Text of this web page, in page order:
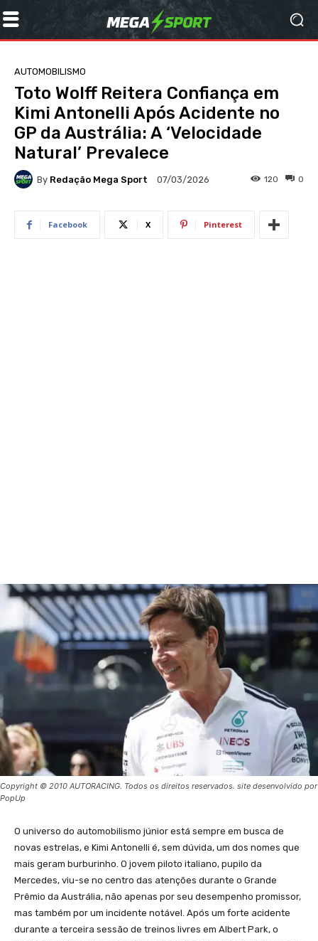
AUTOMOBILISMO
Toto Wolff Reitera Confiança em
Kimi Antonelli Após Acidente no
GP da Austrália: A ‘Velocidade
Natural’ Prevalece
By Redação Mega Sport 07/03/2026 0
120
Facebook X Pinterest
Copyright © 2010 AUTORACING. Todos os direitos reservados. site desenvolvido por
PopUp
O universo do automobilismo júnior está sempre em busca de
novas estrelas, e Kimi Antonelli é, sem dúvida, um dos nomes que
mais geram burburinho. O jovem piloto italiano, pupilo da
Mercedes, viu-se no centro das atenções durante o Grande
Prêmio da Austrália, não apenas por seu desempenho promissor,
mas também por um incidente notável. Após um forte acidente
durante a terceira sessão de treinos livres em Albert Park, o